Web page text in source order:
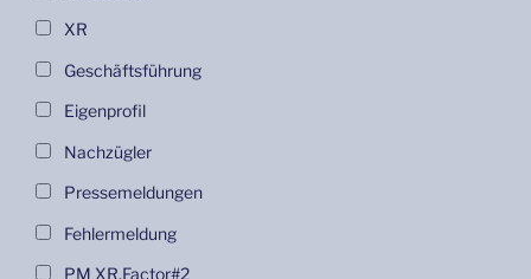
XR
Geschäftsführung
Eigenprofil
Nachzügler
Pressemeldungen
Fehlermeldung
PM XR.Factor#2